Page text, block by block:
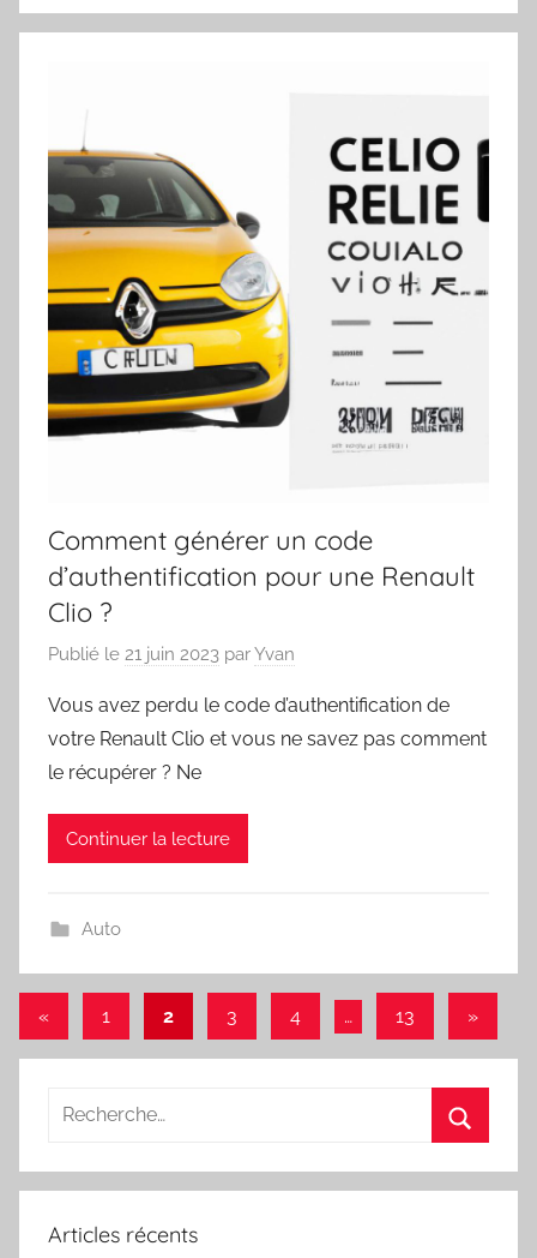
Comment générer un code
d’authentification pour une Renault
Clio ?
Publié le 21 juin 2023 parYvan
Vous avez perdu le code d’authentification de
votre Renault Clio et vous ne savez pas comment
le récupérer ? Ne
Continuer la lecture
Auto
Navigation
des
articles
«Articles
1 2 3 4 … 13
Articles
»
Recherche
:
Articles récents